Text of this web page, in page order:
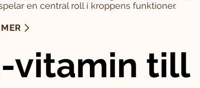
en central roll i kroppens funktioner.
vitamin till